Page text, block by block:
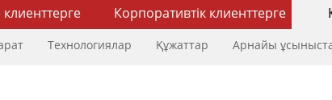
Корпоративтік клиенттерге
Технологиялар Құжаттар Арнайы